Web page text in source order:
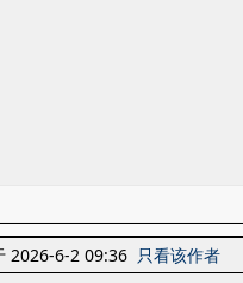
2026-6-2 09:36 只看该作者